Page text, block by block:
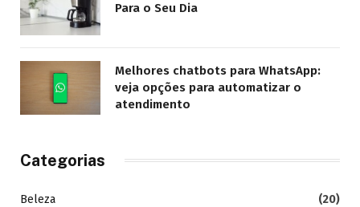
Para o Seu Dia
Melhores chatbots para WhatsApp:
veja opções para automatizar o
atendimento
Categorias
Beleza
(20)